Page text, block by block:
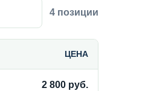
4 позиции
ЦЕНА
2 800 руб.